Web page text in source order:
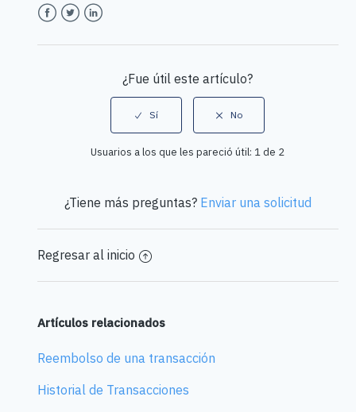
¿Fue útil este artículo?
Usuarios a los que les pareció útil: 1 de 2
¿Tiene más preguntas? Enviar una solicitud
Regresar al inicio
Artículos relacionados
Reembolso de una transacción
Historial de Transacciones